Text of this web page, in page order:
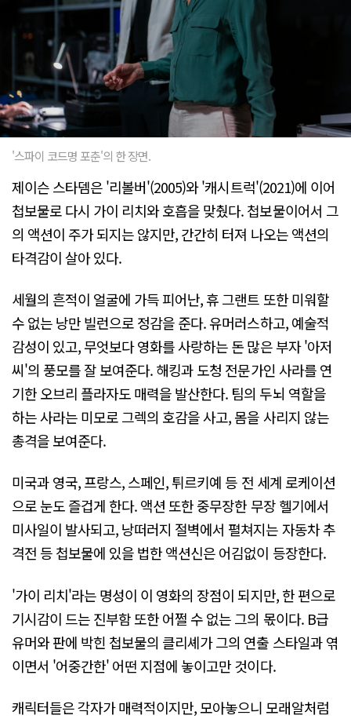
'스파이 코드명 포춘'의 한 장면.
제이슨 스타뎀은 '리볼버'(2005)와 '캐시트럭'(2021)에 이어
첩보물로 다시 가이 리치와 호흡을 맞췄다. 첩보물이어서 그
의 액션이 주가 되지는 않지만, 간간히 터져 나오는 액션의
타격감이 살아 있다.
세월의 흔적이 얼굴에 가득 피어난, 휴 그랜트 또한 미워할
수 없는 낭만 빌런으로 정감을 준다. 유머러스하고, 예술적
감성이 있고, 무엇보다 영화를 사랑하는 돈 많은 부자 '아저
씨'의 풍모를 잘 보여준다. 해킹과 도청 전문가인 사라를 연
기한 오브리 플라자도 매력을 발산한다. 팀의 두뇌 역할을
하는 사라는 미모로 그렉의 호감을 사고, 몸을 사리지 않는
총격을 보여준다.
미국과 영국, 프랑스, 스페인, 튀르키예 등 전 세계 로케이션
으로 눈도 즐겁게 한다. 액션 또한 중무장한 무장 헬기에서
미사일이 발사되고, 낭떠러지 절벽에서 펼쳐지는 자동차 추
격전 등 첩보물에 있을 법한 액션신은 어김없이 등장한다.
'가이 리치'라는 명성이 이 영화의 장점이 되지만, 한 편으로
기시감이 드는 진부함 또한 어쩔 수 없는 그의 몫이다. B급
유머와 판에 박힌 첩보물의 클리셰가 그의 연출 스타일과 엮
이면서 '어중간한' 어떤 지점에 놓이고만 것이다.
캐릭터들은 각자가 매력적이지만, 모아놓으니 모래알처럼